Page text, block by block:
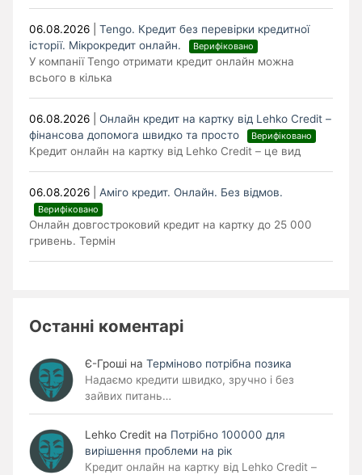
06.08.2026 |Tengo. Кредит без перевірки кредитної
історії. Мікрокредит онлайн.
Верифіковано
У компанії Tengo отримати кредит онлайн можна
всього в кілька
06.08.2026 |Онлайн кредит на картку від Lehko Сredit –
фінансова допомога швидко та просто
Верифіковано
Кредит онлайн на картку від Lehko Credit – це вид
06.08.2026 Аміго кредит. Онлайн. Без відмов.
Верифіковано
Онлайн довгостроковий кредит на картку до 25 000
гривень. Термін
Останні коментарі
Є-Гроші на Терміново потрібна позика
Надаємо кредити швидко, зручно і без
зайвих питань…
Lehko Сredit на Потрібно 100000 для
вирішення проблеми на рік
Кредит онлайн на картку від Lehko Credit –